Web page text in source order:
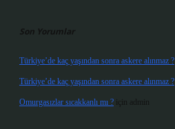
Son Yorumlar
Türkiye’de kaç yaşından sonra askere alınmaz ?
Türkiye’de kaç yaşından sonra askere alınmaz ?
Omurgasızlar sıcakkanlı mı ? için admin